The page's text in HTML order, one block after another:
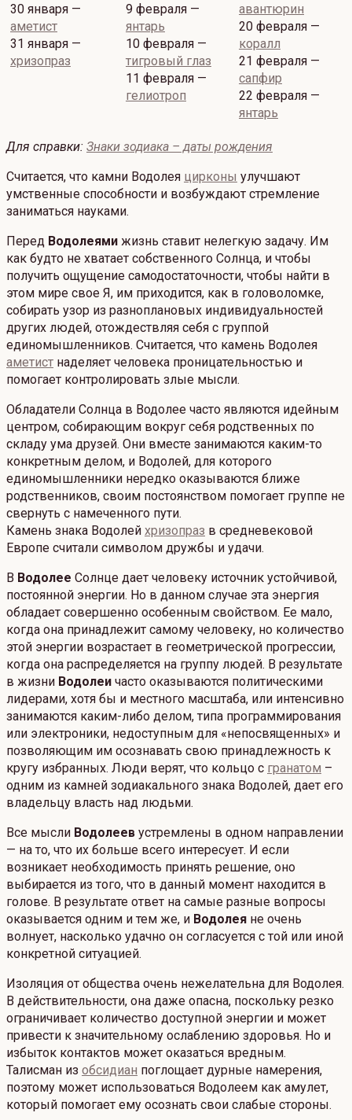
30 января —
аметист
31 января —
хризопраз
9 февраля —
янтарь
10 февраля —
тигровый глаз
11 февраля —
гелиотроп
авантюрин
20 февраля —
коралл
21 февраля —
сапфир
22 февраля —
янтарь
Для справки: Знаки зодиака – даты рождения
Считается, что камни Водолея цирконы улучшают
умственные способности и возбуждают стремление
заниматься науками.
Перед Водолеями жизнь ставит нелегкую задачу. Им
как будто не хватает собственного Солнца, и чтобы
получить ощущение самодостаточности, чтобы найти в
этом мире свое Я, им приходится, как в головоломке,
собирать узор из разноплановых индивидуальностей
других людей, отождествляя себя с группой
единомышленников. Считается, что камень Водолея
аметист наделяет человека проницательностью и
помогает контролировать злые мысли.
Обладатели Солнца в Водолее часто являются идейным
центром, собирающим вокруг себя родственных по
складу ума друзей. Они вместе занимаются каким-то
конкретным делом, и Водолей, для которого
единомышленники нередко оказываются ближе
родственников, своим постоянством помогает группе не
свернуть с намеченного пути.
Камень знака Водолей хризопраз в средневековой
Европе считали символом дружбы и удачи.
В Водолее Солнце дает человеку источник устойчивой,
постоянной энергии. Но в данном случае эта энергия
обладает совершенно особенным свойством. Ее мало,
когда она принадлежит самому человеку, но количество
этой энергии возрастает в геометрической прогрессии,
когда она распределяется на группу людей. В результате
в жизни Водолеи часто оказываются политическими
лидерами, хотя бы и местного масштаба, или интенсивно
занимаются каким-либо делом, типа программирования
или электроники, недоступным для «непосвященных» и
позволяющим им осознавать свою принадлежность к
кругу избранных. Люди верят, что кольцо с гранатом –
одним из камней зодиакального знака Водолей, дает его
владельцу власть над людьми.
Все мысли Водолеев устремлены в одном направлении
— на то, что их больше всего интересует. И если
возникает необходимость принять решение, оно
выбирается из того, что в данный момент находится в
голове. В результате ответ на самые разные вопросы
оказывается одним и тем же, и Водолея не очень
волнует, насколько удачно он согласуется с той или иной
конкретной ситуацией.
Изоляция от общества очень нежелательна для Водолея.
В действительности, она даже опасна, поскольку резко
ограничивает количество доступной энергии и может
привести к значительному ослаблению здоровья. Но и
избыток контактов может оказаться вредным.
Талисман из обсидиан поглощает дурные намерения,
поэтому может использоваться Водолеем как амулет,
который помогает ему осознать свои слабые стороны.